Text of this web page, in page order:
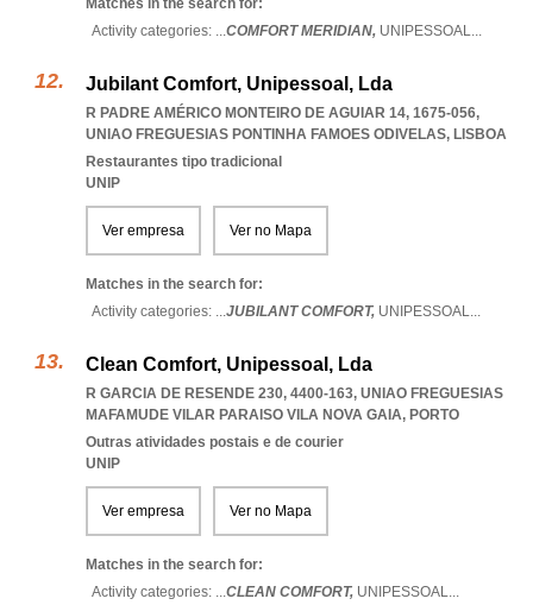
Matches in the search for:
Activity categories: ...COMFORT MERIDIAN, UNIPESSOAL...
Jubilant Comfort, Unipessoal, Lda
R PADRE AMÉRICO MONTEIRO DE AGUIAR 14, 1675-056,
UNIAO FREGUESIAS PONTINHA FAMOES ODIVELAS, LISBOA
Restaurantes tipo tradicional
UNIP
Ver empresa Ver no Mapa
Matches in the search for:
Activity categories: ...JUBILANT COMFORT, UNIPESSOAL...
Clean Comfort, Unipessoal, Lda
R GARCIA DE RESENDE 230, 4400-163, UNIAO FREGUESIAS
MAFAMUDE VILAR PARAISO VILA NOVA GAIA, PORTO
Outras atividades postais e de courier
UNIP
Ver empresa Ver no Mapa
Matches in the search for:
Activity categories: ...CLEAN COMFORT, UNIPESSOAL...